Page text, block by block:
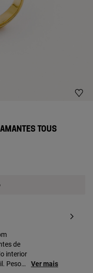
TOUS
de
interior
Peso
Ver mais